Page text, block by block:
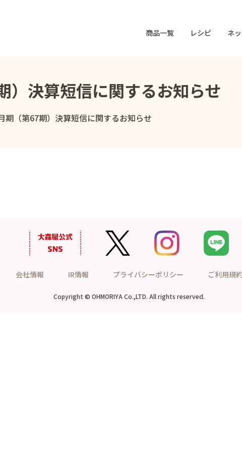
商品一覧 レシピ ネ
）決算短信に関するお知らせ
期（第67期）決算短信に関するお知らせ
会社情報 IR情報 プライバシーポリシー ご利用規
Copyright © OHMORIYA Co.,LTD. All rights reserved.